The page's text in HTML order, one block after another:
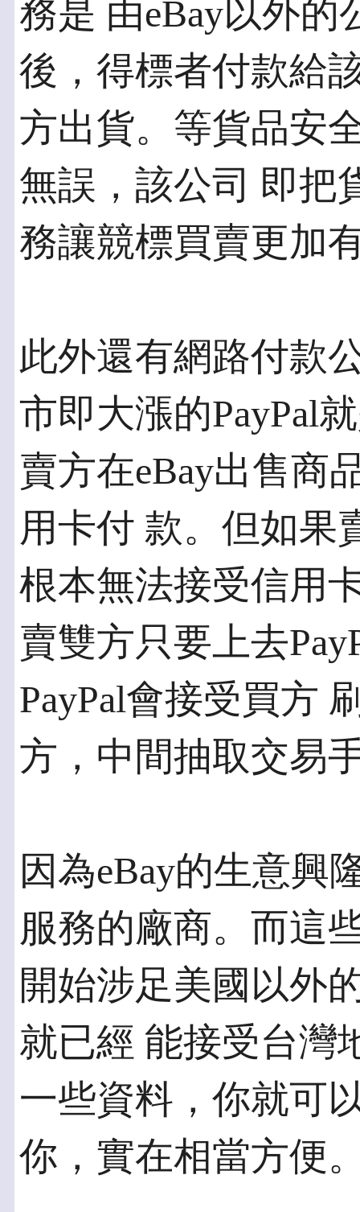
務是 由eBay以外
後，得標者付款給
方出貨。等貨品安
無誤，該公司 即把
務讓競標買賣更加
此外還有網路付款
市即大漲的PayPal
賣方在eBay出售商
用卡付 款。但如果
根本無法接受信用
賣雙方只要上去
PayPal會接受買方
方，中間抽取交易
因為eBay的生意興
服務的廠商。而這
開始涉足美國以外
就已經 能接受台灣
一些資料，你就可
你，實在相當方便